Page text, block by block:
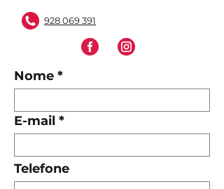
928 069 391
Nome
E-mail
Telefone